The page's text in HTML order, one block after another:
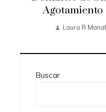
Agotamiento
Laura R
Buscar